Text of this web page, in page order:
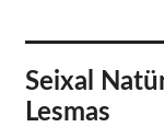
Seixal
Lesmas